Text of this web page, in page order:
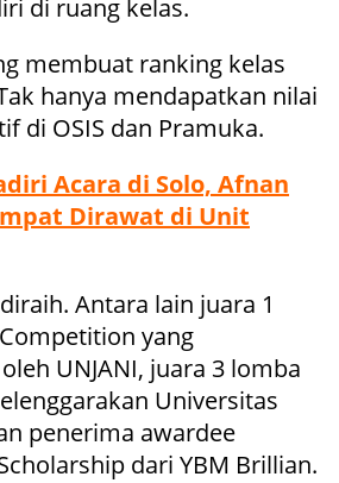
di ruang kelas.
membuat ranking kelas
hanya mendapatkan nilai
di OSIS dan Pramuka.
Acara di Solo, Afnan
Dirawat di Unit
Antara lain juara 1
yang
UNJANI, juara 3 lomba
Universitas
penerima awardee
dari YBM Brillian.